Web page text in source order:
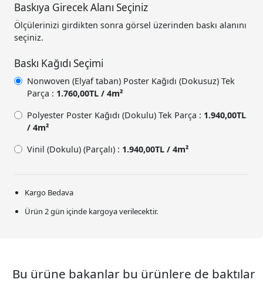
Baskıya Girecek Alanı Seçiniz
Ölçülerinizi girdikten sonra görsel üzerinden baskı alanını
seçiniz.
Baskı Kağıdı Seçimi
Nonwoven (Elyaf taban) Poster Kağıdı (Dokusuz) Tek
Parça : 1.760,00TL / 4m²
Polyester Poster Kağıdı (Dokulu) Tek Parça : 1.940,00TL
/ 4m²
Vinil (Dokulu) (Parçalı) : 1.940,00TL / 4m²
Kargo Bedava
Ürün 2 gün içinde kargoya verilecektir.
Bu ürüne bakanlar bu ürünlere de baktılar